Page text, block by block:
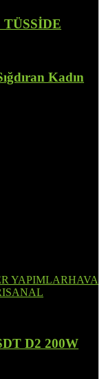
Kadın
YAPIMLARHAVA
SANAL
D2 200W